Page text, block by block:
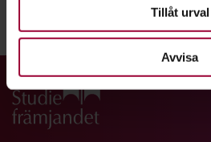
Tillåt urval
Avvisa
Dela: Facebook
Gå till studiefrämjandets startsida